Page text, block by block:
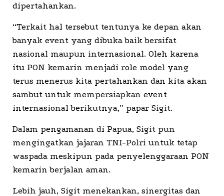
dipertahankan.
“Terkait hal tersebut tentunya ke depan akan
banyak event yang dibuka baik bersifat
nasional maupun internasional. Oleh karena
itu PON kemarin menjadi role model yang
terus menerus kita pertahankan dan kita akan
sambut untuk mempersiapkan event
internasional berikutnya,” papar Sigit.
Dalam pengamanan di Papua, Sigit pun
mengingatkan jajaran TNI-Polri untuk tetap
waspada meskipun pada penyelenggaraan PON
kemarin berjalan aman.
Lebih jauh, Sigit menekankan, sinergitas dan